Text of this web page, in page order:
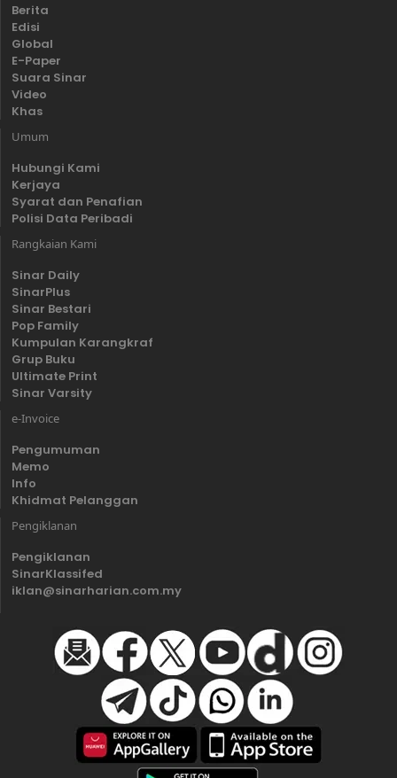
Berita
Edisi
Global
E-Paper
Suara Sinar
Video
Khas
Umum
Hubungi Kami
Kerjaya
Syarat dan Penafian
Polisi Data Peribadi
Rangkaian Kami
Sinar Daily
SinarPlus
Sinar Bestari
Pop Family
Kumpulan Karangkraf
Grup Buku
Ultimate Print
Sinar Varsity
e-Invoice
Pengumuman
Memo
Info
Khidmat Pelanggan
Pengiklanan
Pengiklanan
SinarKlassifed
iklan@sinarharian.com.my